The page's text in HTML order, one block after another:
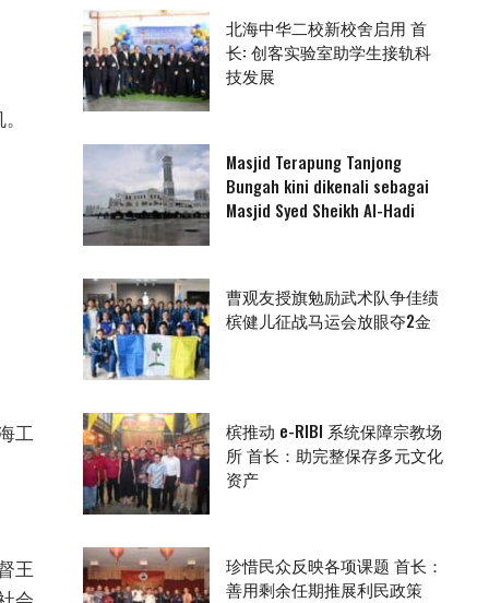
工
王
北海中华二校新校舍启用 首
长: 创客实验室助学生接轨科
技发展
Masjid Terapung Tanjong
Bungah kini dikenali sebagai
Masjid Syed Sheikh Al-Hadi
曹观友授旗勉励武术队争佳绩
槟健儿征战马运会放眼夺2金
槟推动 e-RIBI 系统保障宗教场
所 首长：助完整保存多元文化
资产
珍惜民众反映各项课题 首长：
善用剩余任期推展利民政策